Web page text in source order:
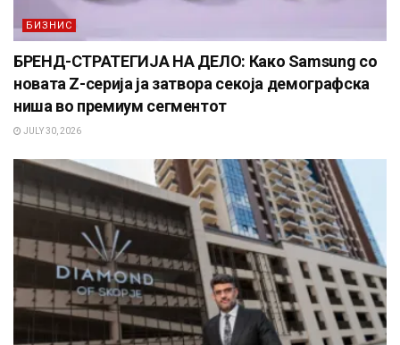
БИЗНИС
БРЕНД-СТРАТЕГИЈА НА ДЕЛО: Како Samsung со
новата Z-серија ја затвора секоја демографска
ниша во премиум сегментот
JULY 30, 2026